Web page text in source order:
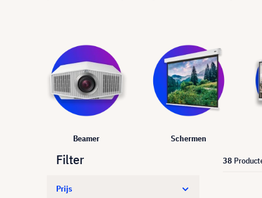
Beamer Schermen
Filter
Prijs
38